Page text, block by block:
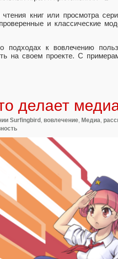
книг или просмотра
и классические
подходах к вовлечению
на своем проекте. С
делает
Surfingbird , вовлечение, Медиа,